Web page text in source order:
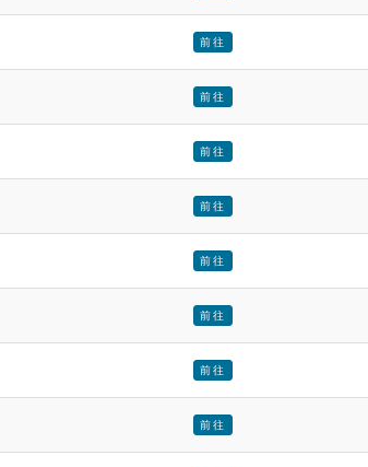
前往
前往
前往
前往
前往
前往
前往
前往